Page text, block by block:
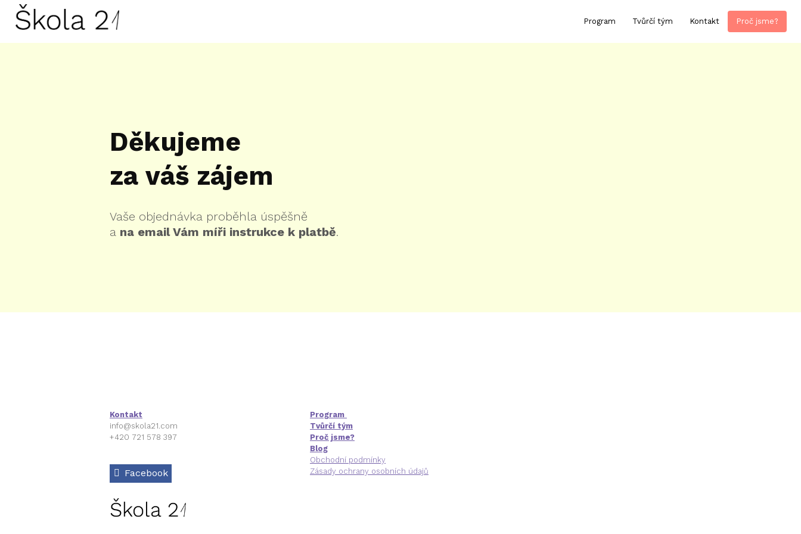
Program Tvůrčí tým Kontakt Proč jsme?
Děkujeme
za váš zájem
Vaše objednávka proběhla úspěšně
a na email Vám míři instrukce k platbě.
Kontakt
info@skola21.com
+420 721 578 397
Facebook
Program
Tvůrčí tým
Proč jsme?
Blog
Obchodní podmínky
Zásady ochrany osobních údajů